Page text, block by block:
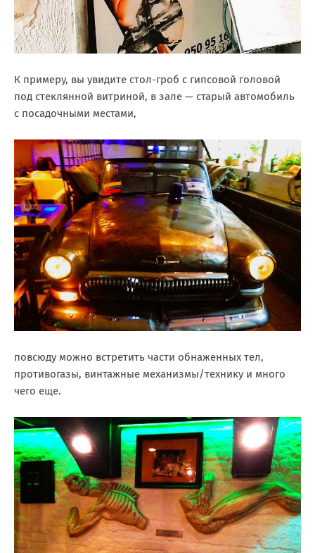
К примеру, вы увидите стол-гроб с гипсовой головой
под стеклянной витриной, в зале — старый автомобиль
с посадочными местами,
повсюду можно встретить части обнаженных тел,
противогазы, винтажные механизмы/технику и много
чего еще.